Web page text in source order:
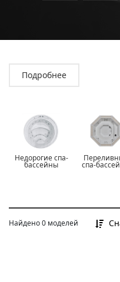
Умный подбор
Все
до 400 000 Р
от 400 000 Р до 700 000 Р
от 700 000 Р и более
Подробнее
Недорогие спа-
бассейны спа-
Найдено 0 моделей